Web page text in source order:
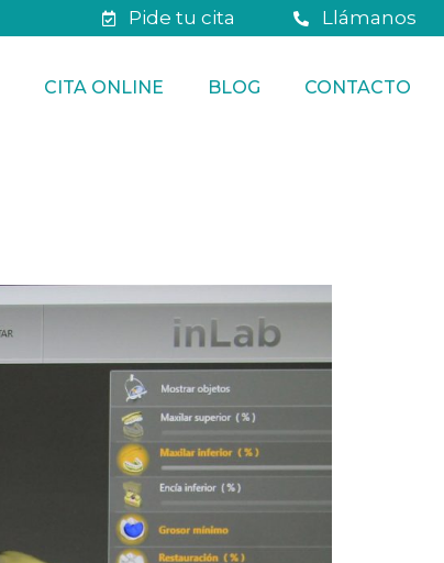
Pide tu cita Llámanos
CITA ONLINE BLOG CONTACTO